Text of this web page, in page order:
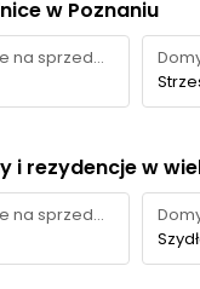
w Poznaniu
Domy i rezydencje na sprzedaż
i rezydencje w
Domy i rezydencje na sprzedaż